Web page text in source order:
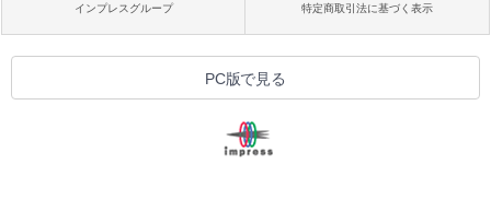
インプレスグループ 特定商取引法に基づく表示
PC版で見る